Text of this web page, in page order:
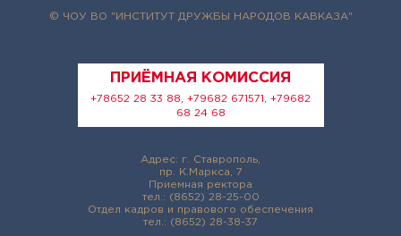
© ЧОУ ВО "ИНСТИТУТ ДРУЖБЫ НАРОДОВ КАВКАЗА"
ПРИЁМНАЯ КОМИССИЯ
+78652 28 33 88, +79682 671571, +79682
68 24 68
Адрес: г. Ставрополь,
пр. К.Маркса, 7
Приемная ректора
тел.: (8652) 28-25-00
Отдел кадров и правового обеспечения
тел.: (8652) 28-38-37